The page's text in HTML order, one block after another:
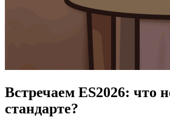
Встречаем ES2026: что
стандарте?